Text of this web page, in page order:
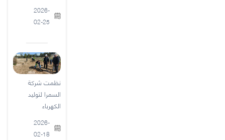
2026-
02-25
نظمت شركة
السمرا لتوليد
الكهرباء
2026-
02-18